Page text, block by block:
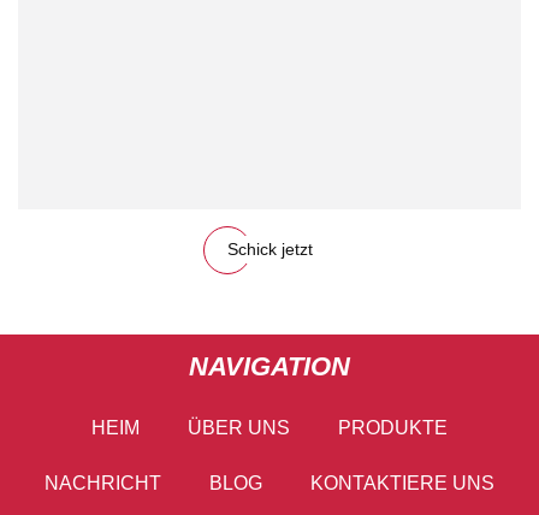
Schick jetzt
NAVIGATION
HEIM ÜBER UNS PRODUKTE
NACHRICHT BLOG KONTAKTIERE UNS